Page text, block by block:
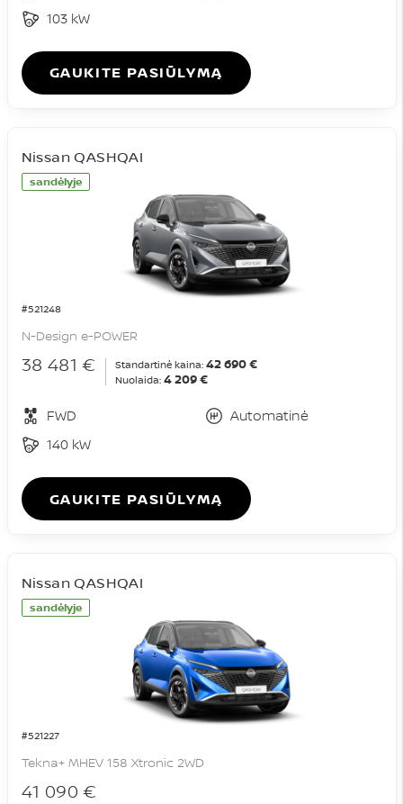
103 kW
GAUKITE PASIŪLYMĄ
sandėlyje
#521248
Nissan QASHQAI
N-Design e-POWER
38 481 € Standartinė kaina: 42 690 €
Nuolaida: 4 209 €
FWD
Automatinė
140 kW
GAUKITE PASIŪLYMĄ
sandėlyje
#521227
Nissan QASHQAI
Tekna+ MHEV 158 Xtronic 2WD
41 090 €